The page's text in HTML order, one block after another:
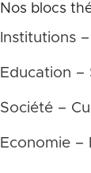
Nos blocs
Institutions
Education –
Société –
Economie –